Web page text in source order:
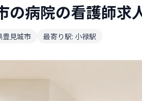
の病院の看護師求
豊見城市 最寄り駅: 小禄駅